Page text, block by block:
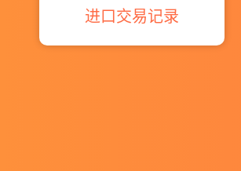
进口交易记录